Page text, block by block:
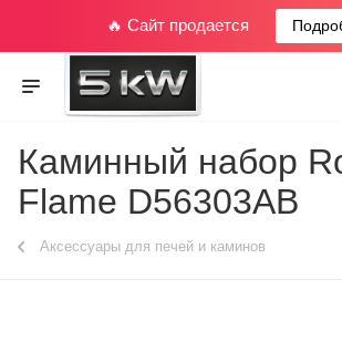
🔥 Сайт продается
Каминный набор
Flame D56303AB
Аксессуары для печей и каминов